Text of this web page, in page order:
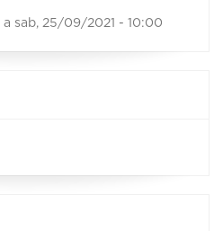
a sab, 25/09/2021 - 10:00